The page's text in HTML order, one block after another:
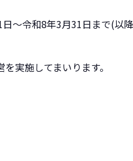
～令和8年3月31日まで(以
実施してまいります。